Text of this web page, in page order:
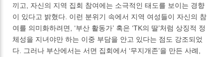
끼고, 자신의 지역 집회 참여에는 소극적인 태도를 보이는 경향
이 있다고 밝혔다. 이런 분위기 속에서 지역 여성들이 자신의 참
여를 의미화하려면, ‘부산 활동가’ 혹은 ‘TK의 딸’처럼 상징적 정
체성을 지녀야만 하는 이중 부담을 안고 있다는 점도 강조되었
다. 그러나 부산에서는 서면 집회에서 ‘무지개존’을 만든 사례,